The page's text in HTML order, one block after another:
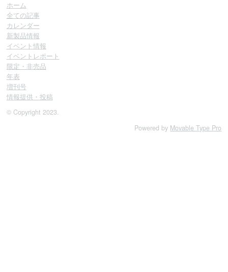
ホーム
全ての記事
カレンダー
新製品情報
イベント情報
イベントレポート
限定・非売品
年表
増刊号
情報提供・投稿
© Copyright 2023.
Powered by Movable Type Pro